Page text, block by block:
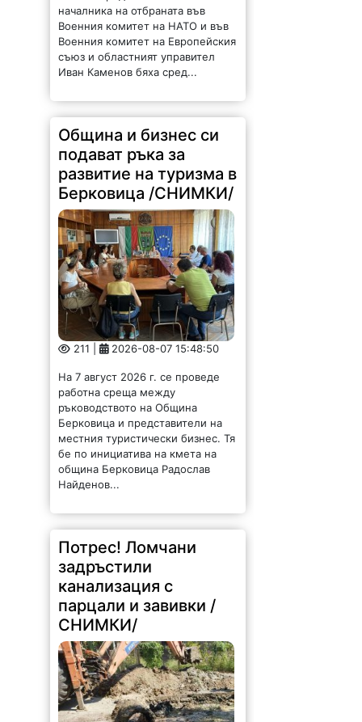
началника на отбраната във
Военния комитет на НАТО и във
Военния комитет на Европейския
съюз и областният управител
Иван Каменов бяха сред...
Община и бизнес си
подават ръка за
развитие на туризма в
Берковица /СНИМКИ/
211 | 2026-08-07 15:48:50
На 7 август 2026 г. се проведе
работна среща между
ръководството на Община
Берковица и представители на
местния туристически бизнес. Тя
бе по инициатива на кмета на
община Берковица Радослав
Найденов...
Потрес! Ломчани
задръстили
канализация с
парцали и завивки /
СНИМКИ/